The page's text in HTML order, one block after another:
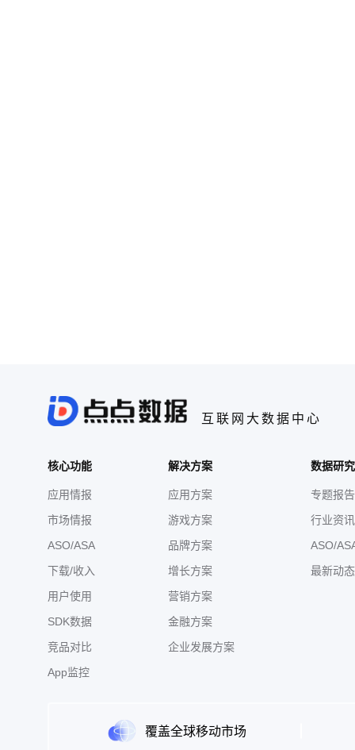
互联网大数据中心
核心功能
应用情报
市场情报
ASO/ASA
下载/收入
用户使用
SDK数据
竞品对比
App监控
解决方案
应用方案
游戏方案
品牌方案
增长方案
营销方案
金融方案
企业发展方案
数据研
专题报告
行业资讯
ASO/
最新动态
覆盖全球移动市场